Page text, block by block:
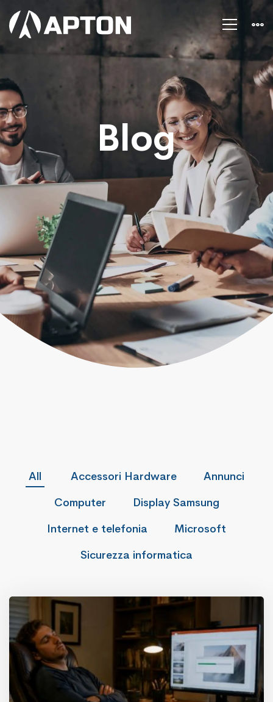
Blog
Blog
All Accessori Hardware
Annunci
Computer
Display Samsung
Internet e telefonia
Microsoft
Sicurezza informatica